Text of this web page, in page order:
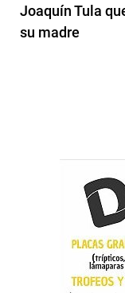
Joaquín Tula
su madre